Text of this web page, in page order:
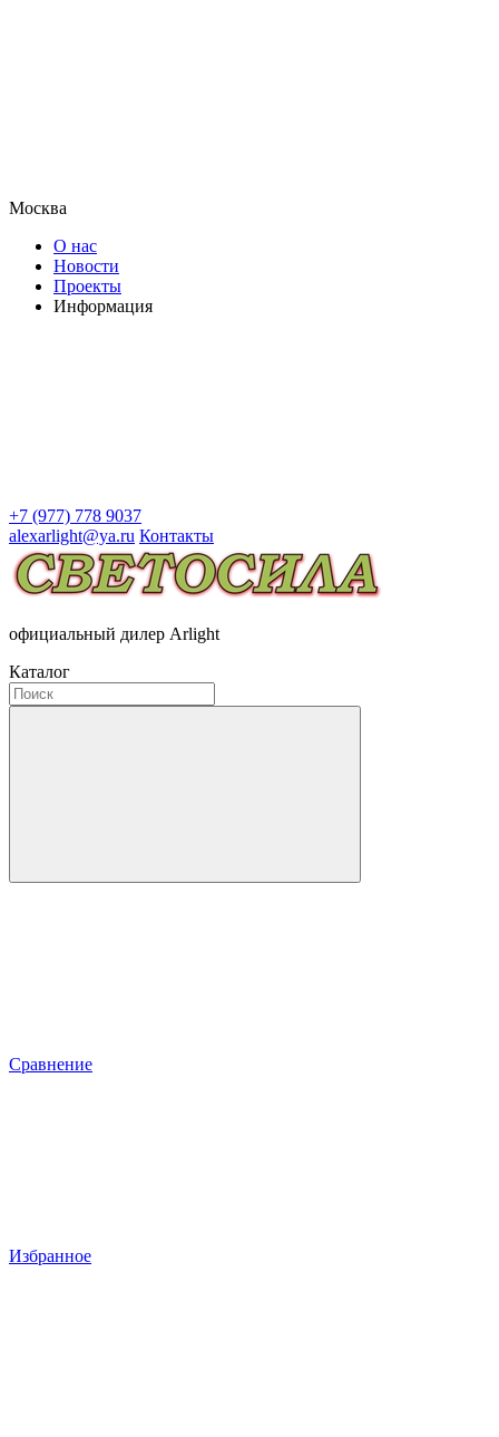
Москва
О нас
Новости
Проекты
Информация
+7 (977) 778 9037
alexarlight@ya.ru Контакты
официальный дилер Arlight
Каталог
Сравнение
Избранное